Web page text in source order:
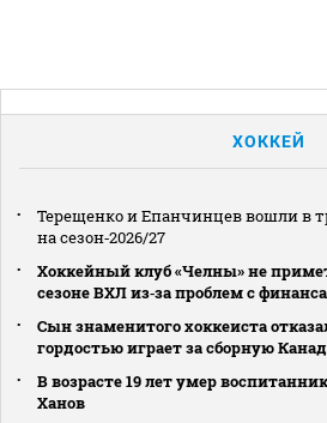
ХОККЕЙ
Терещенко и Епанчинцев вошли в
на сезон‑2026/27
Хоккейный клуб «Челны» не
сезоне ВХЛ из‑за проблем с
Сын знаменитого хоккеиста
гордостью играет за сборную
В возрасте 19 лет умер
Ханов